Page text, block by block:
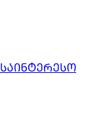
ᲡᲐᲘᲜᲢᲔᲠᲔᲡᲝ